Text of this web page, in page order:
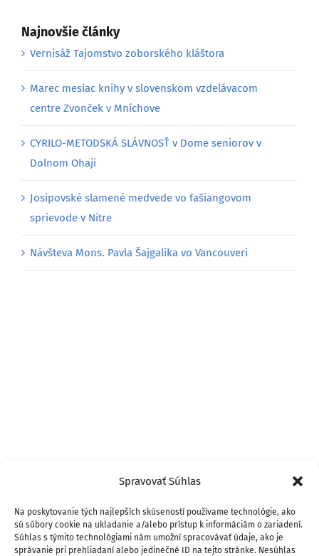
Spravovať Súhlas
Na poskytovanie tých najlepších skúseností používame technológie, ako
sú súbory cookie na ukladanie a/alebo prístup k informáciám o zariadení.
Súhlas s týmito technológiami nám umožní spracovávať údaje, ako je
správanie pri prehliadaní alebo jedinečné ID na tejto stránke. Nesúhlas
Vernisáž Tajomstvo zoborského kláštora
centre Zvonček v Mníchove
Dolnom Ohaji
sprievode v Nitre